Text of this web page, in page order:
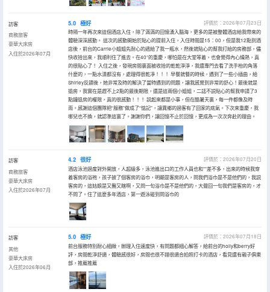
訪客
商務旅客
豪華大床房
入住於2026年07月
5.0 極好
評價於：2026年07月23日
時隔一年再次來這個酒店入住，除了滿滿的回憶湧入腦海，更多的是被整體酒店給我帶來的
體驗深深感動。 這次的感動開始於貼心的提前入住，入住時間是15：00，但是我12點到酒
店後，前台的Carrie小姐姐先耐心的遞給了我一瓶水，然後就貼心的幫我打給的房務部，儘
快收拾出來，我順利住了進去。在40°的重慶，哪怕是在大堂等着，也會覺得內心燥熱，真
的很貼心了！ 入住之後，發現房間裏面被收拾的乾乾淨淨，我還專門去看了洗手枱的角落
什麼的，一點水漬都沒有，處理得很乾凈！！！ 早餐就餐的時候，遇到了一些小插曲，給
Shirley反饋後，她非常及時的解決了當時遇到的問題，讓我感覺到非常的舒心！最後就是
退房，我實在是趕不上2點的最後期限，還是這兩個小姐姐，二話不説貼心的幫我申請了3
點鐘退房的權限，真的很感動！！！ 説起來都是小事，但在酷暑天裏，每一件都像及時
雨。感謝這個團隊把“服務”做成了“惦記”，讓異鄉的過客有了回家的底氣。下次來重慶，我
哪兒也不換，就認準這裏了。謝謝你們，讓回憶不止於回憶，更成為一次次奔赴的理由。
訪客
商務旅客
豪華大床房
入住於2026年07月
4.2 很好
評價於：2026年07月20日
酒店泳池過度對外開放，人超級多，泳池進出口的工作人員也和**差不多，出來的時候我穿
着客房的浴袍，孩子披了個客房的浴巾，明顯是客房的人，問我們浴巾是不是他們的，我説
客房的，這姑娘是又聾又瞎啊，又問一句浴巾是不是他們的，大聲回一句我們是客房的，才
不問了。住了這麼多年酒店，第一遊泳碰到問浴巾的
訪客
其他
豪華大床房
入住於2026年06月
5.0 極好
評價於：2026年07月18日
前台服務特別耐心細緻，辦理入住速度快，有問題都細心解答，給前台的holly和berry好
評，房間乾淨舒適，體驗感很好，房間也很不錯很適合拍照打卡的酒店，看見還有親子俱樂
部，推薦推薦